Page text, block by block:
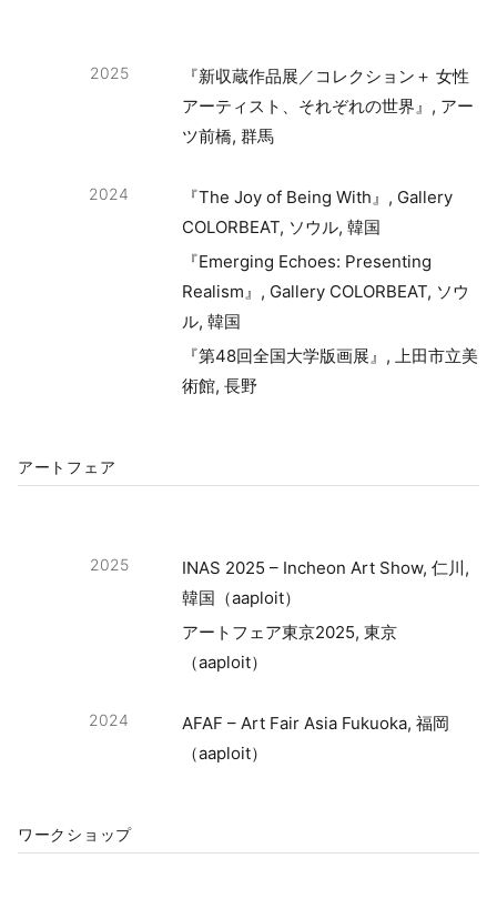
2025
『新収蔵作品展／コレクション＋ 女性
アーティスト、それぞれの世界』, アー
ツ前橋, 群馬
2024
『The Joy of Being With』, Gallery
COLORBEAT, ソウル, 韓国
『Emerging Echoes: Presenting
Realism』, Gallery COLORBEAT, ソウ
ル, 韓国
『第48回全国大学版画展』, 上田市立美
術館, 長野
アートフェア
2025
INAS 2025 – Incheon Art Show, 仁川,
韓国（aaploit）
アートフェア東京2025, 東京
（aaploit）
2024
AFAF – Art Fair Asia Fukuoka, 福岡
（aaploit）
ワークショップ